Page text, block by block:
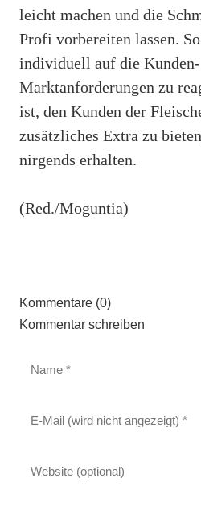
leicht machen und die
Profi vorbereiten lassen.
individuell auf die
Marktanforderungen zu
ist, den Kunden der
zusätzliches Extra zu
nirgends erhalten.
(Red./Moguntia)
Kommentare (0)
Kommentar schreiben